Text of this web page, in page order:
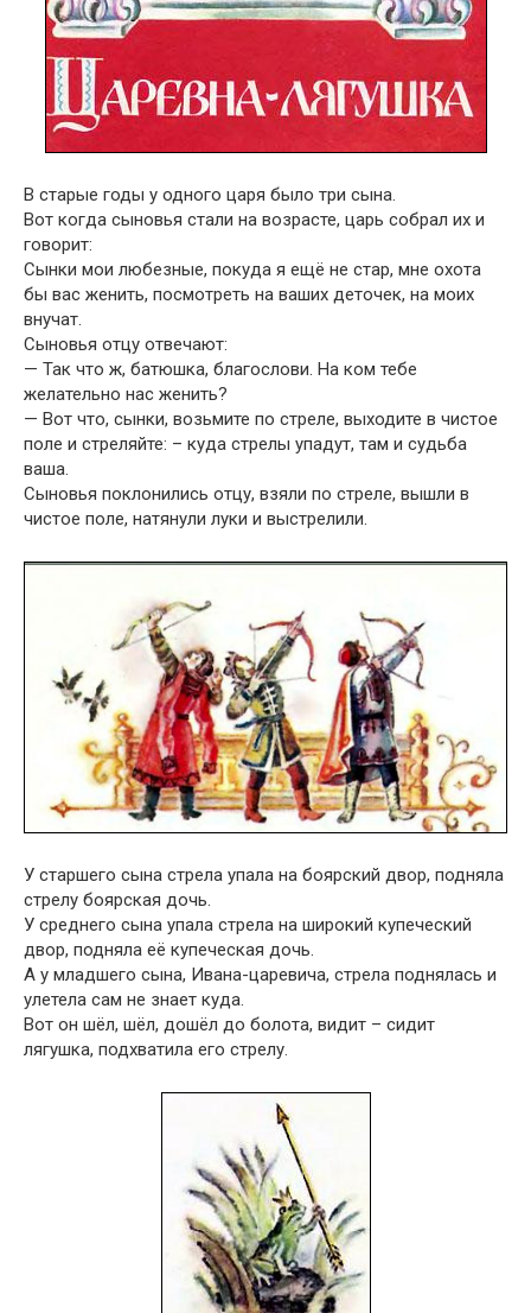
В старые годы у одного царя было три сына.
Вот когда сыновья стали на возрасте, царь собрал их и
говорит:
Сынки мои любезные, покуда я ещё не стар, мне охота
бы вас женить, посмотреть на ваших деточек, на моих
внучат.
Сыновья отцу отвечают:
— Так что ж, батюшка, благослови. На ком тебе
желательно нас женить?
— Вот что, сынки, возьмите по стреле, выходите в чистое
поле и стреляйте: – куда стрелы упадут, там и судьба
ваша.
Сыновья поклонились отцу, взяли по стреле, вышли в
чистое поле, натянули луки и выстрелили.
У старшего сына стрела упала на боярский двор, подняла
стрелу боярская дочь.
У среднего сына упала стрела на широкий купеческий
двор, подняла её купеческая дочь.
А у младшего сына, Ивана-царевича, стрела поднялась и
улетела сам не знает куда.
Вот он шёл, шёл, дошёл до болота, видит – сидит
лягушка, подхватила его стрелу.